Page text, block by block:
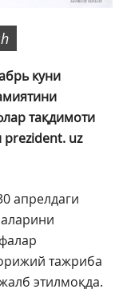
куни
тақдимоти
prezident. uz
апрелдаги
тажриба
этилмоқда.